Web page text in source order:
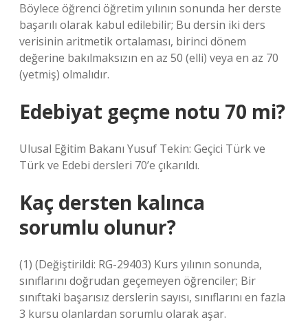
Böylece öğrenci öğretim yılının sonunda her derste
başarılı olarak kabul edilebilir; Bu dersin iki ders
verisinin aritmetik ortalaması, birinci dönem
değerine bakılmaksızın en az 50 (elli) veya en az 70
(yetmiş) olmalıdır.
Edebiyat geçme notu 70 mi?
Ulusal Eğitim Bakanı Yusuf Tekin: Geçici Türk ve
Türk ve Edebi dersleri 70’e çıkarıldı.
Kaç dersten kalınca
sorumlu olunur?
(1) (Değiştirildi: RG-29403) Kurs yılının sonunda,
sınıflarını doğrudan geçemeyen öğrenciler; Bir
sınıftaki başarısız derslerin sayısı, sınıflarını en fazla
3 kursu olanlardan sorumlu olarak aşar.